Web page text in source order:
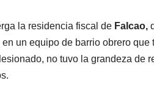
la residencia fiscal de Falcao,
un equipo de barrio obrero
no tuvo la grandeza de